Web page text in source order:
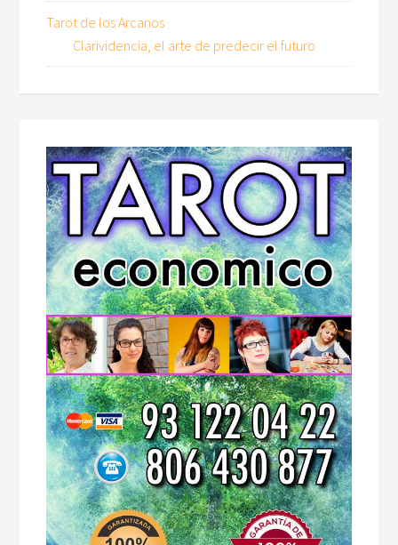
Tarot de los Arcanos
Clarividencia, el arte de predecir el futuro